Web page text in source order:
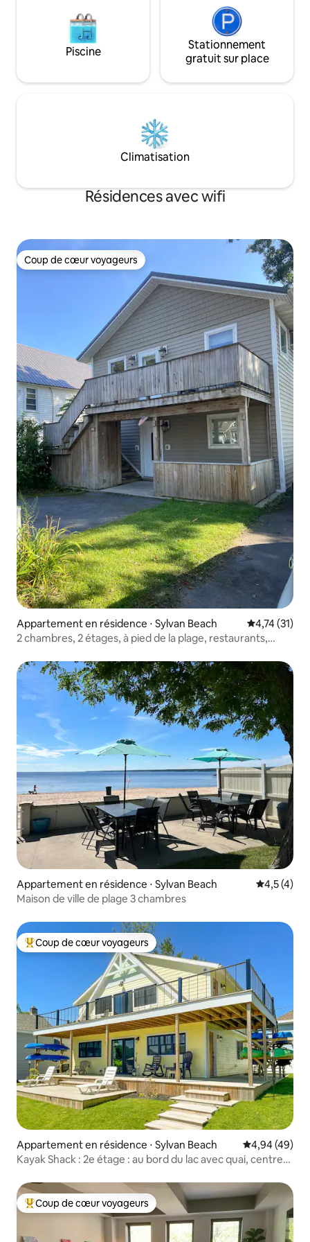
Piscine
Stationnement
gratuit sur place
Climatisation
Résidences avec wifi
Coup de cœur voyageurs
Coup de cœur voyageurs
Appartement en résidence ⋅ Sylvan Beach Évaluation
4,74 (31)
2 chambres, 2 étages, à pied de la plage, restaurants,
Appartement en résidence ⋅ Sylvan Beach Évaluation
4,5 (4)
Maison de ville de plage 3 chambres
Coups de cœur voyageurs les plus appréciés
Coup de cœur voyageurs
Appartement en résidence ⋅ Sylvan Beach Évaluation
4,94 (49)
Kayak Shack : 2e étage : au bord du lac avec quai, centre-
Coups de cœur voyageurs les plus appréciés
Coup de cœur voyageurs